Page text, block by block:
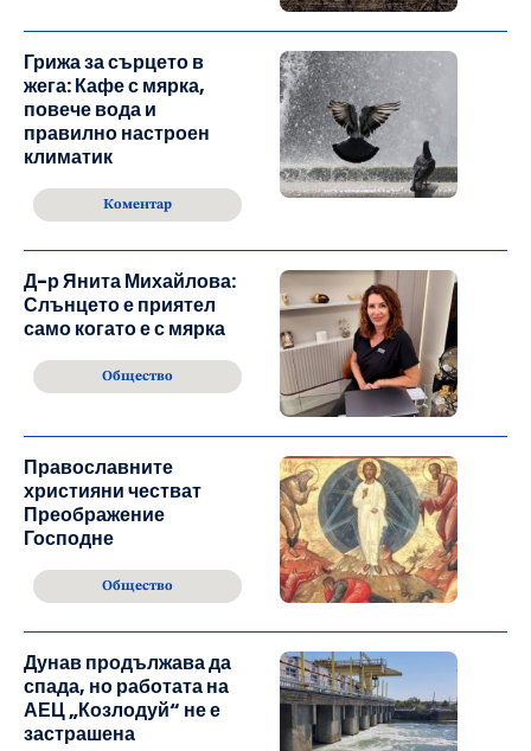
Грижа за сърцето в
жега: Кафе с мярка,
повече вода и
правилно настроен
климатик
Коментар
Д-р Янита Михайлова:
Слънцето е приятел
само когато е с мярка
Общество
Православните
християни честват
Преображение
Господне
Общество
Дунав продължава да
спада, но работата на
АЕЦ „Козлодуй“ не е
застрашена